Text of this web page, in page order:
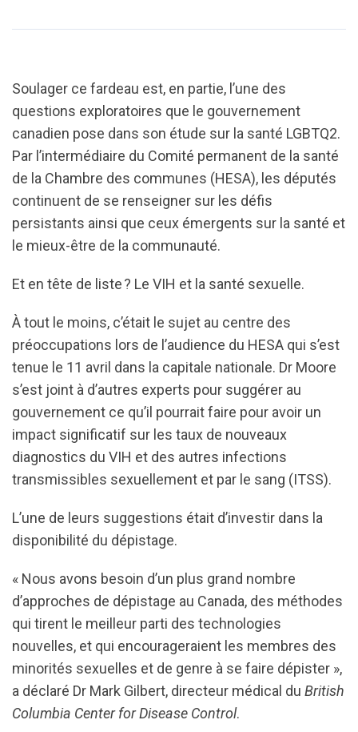
Soulager ce fardeau est, en partie, l’une des
questions exploratoires que le gouvernement
canadien pose dans son étude sur la santé LGBTQ2.
Par l’intermédiaire du Comité permanent de la santé
de la Chambre des communes (HESA), les députés
continuent de se renseigner sur les défis
persistants ainsi que ceux émergents sur la santé et
le mieux-être de la communauté.
Et en tête de liste ? Le VIH et la santé sexuelle.
À tout le moins, c’était le sujet au centre des
préoccupations lors de l’audience du HESA qui s’est
tenue le 11 avril dans la capitale nationale. Dr Moore
s’est joint à d’autres experts pour suggérer au
gouvernement ce qu’il pourrait faire pour avoir un
impact significatif sur les taux de nouveaux
diagnostics du VIH et des autres infections
transmissibles sexuellement et par le sang (ITSS).
L’une de leurs suggestions était d’investir dans la
disponibilité du dépistage.
« Nous avons besoin d’un plus grand nombre
d’approches de dépistage au Canada, des méthodes
qui tirent le meilleur parti des technologies
nouvelles, et qui encourageraient les membres des
minorités sexuelles et de genre à se faire dépister »,
a déclaré Dr Mark Gilbert, directeur médical du British
Columbia Center for Disease Control.